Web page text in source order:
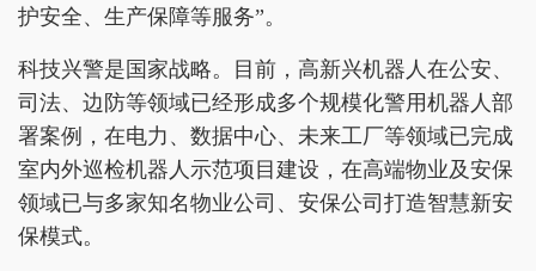
护安全、生产保障等服务”。
科技兴警是国家战略。目前，高新兴机器人在公安、
司法、边防等领域已经形成多个规模化警用机器人部
署案例，在电力、数据中心、未来工厂等领域已完成
室内外巡检机器人示范项目建设，在高端物业及安保
领域已与多家知名物业公司、安保公司打造智慧新安
保模式。